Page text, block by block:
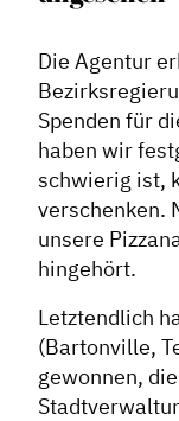
Service
Blog
Podcast
News
Presse
Die Agentur
Spenden für
haben wir
schwierig ist,
verschenken.
unsere
hingehört.
Letztendlich
(Bartonville,
gewonnen,